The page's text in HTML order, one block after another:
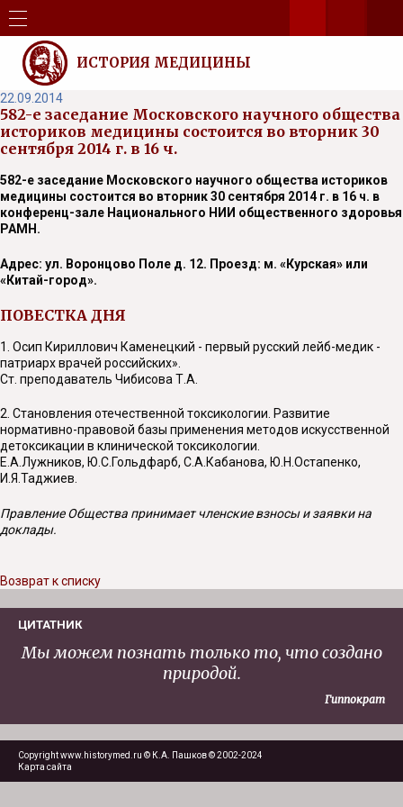
ИСТОРИЯ МЕДИЦИНЫ
22.09.2014
582-е заседание Московского научного общества
историков медицины состоится во вторник 30
сентября 2014 г. в 16 ч.
582-е заседание Московского научного общества историков
медицины состоится во вторник 30 сентября 2014 г. в 16 ч. в
конференц-зале Национального НИИ общественного здоровья
РАМН.
Адрес: ул. Воронцово Поле д. 12. Проезд: м. «Курская» или
«Китай-город».
ПОВЕСТКА ДНЯ
1. Осип Кириллович Каменецкий - первый русский лейб-медик -
патриарх врачей российских».
Ст. преподаватель Чибисова Т.А.
2. Становления отечественной токсикологии. Развитие
нормативно-правовой базы применения методов искусственной
детоксикации в клинической токсикологии.
Е.А.Лужников, Ю.С.Гольдфарб, С.А.Кабанова, Ю.Н.Остапенко,
И.Я.Таджиев.
Правление Общества принимает членские взносы и заявки на
доклады.
Возврат к списку
ЦИТАТНИК
Мы можем познать только то, что создано
природой.
Гиппократ
Copyright www.historymed.ru © К.А. Пашков © 2002-2024
Карта сайта